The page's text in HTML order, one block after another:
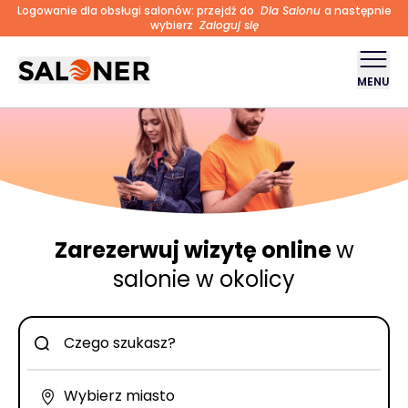
Logowanie dla obsługi salonów: przejdź do Dla Salonu a następnie
wybierz Zaloguj się
MENU
Zarezerwuj wizytę onlinew
salonie w okolicy